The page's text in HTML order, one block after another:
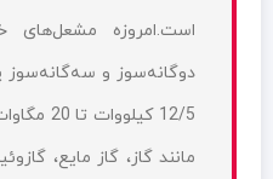
است.امروزه مشعل‌های
دو‌گانه‌سوز و سه‌گانه‌سوز
12/5
مانند گاز، گاز مایع،